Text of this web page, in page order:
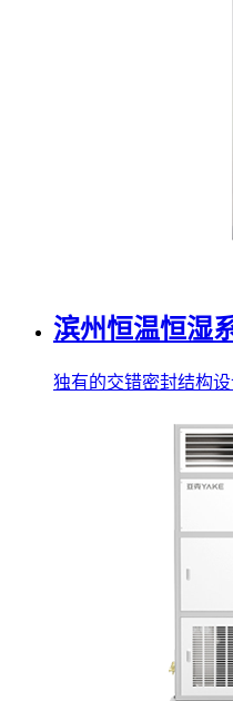
滨州恒温恒湿
独有的交错密封结构